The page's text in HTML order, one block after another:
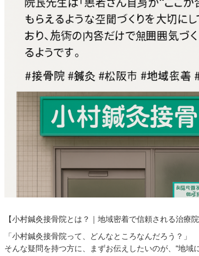
【小村鍼灸接骨院とは？｜地域密着で信頼される治療
「小村鍼灸接骨院って、どんなところなんだろう？」
そんな疑問を持つ方に、まずお伝えしたいのが、“地域